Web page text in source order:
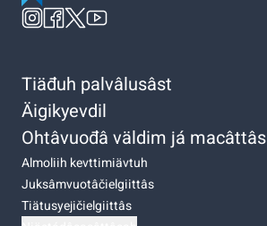
Tiäđuh palvâlusâst
Äigikyevdil
Ohtâvuođâ väldim já macâttâs
Almoliih kevttimiävtuh
Juksâmvuotâčielgiittâs
Tiätusyejičielgiittâs